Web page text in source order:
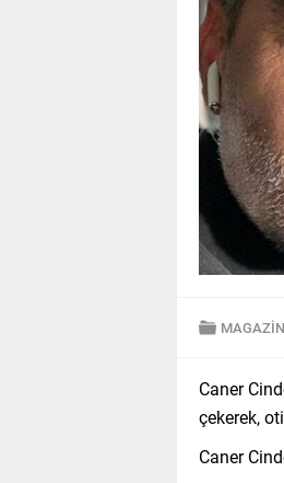
MAGAZİN
Caner
çekerek,
Caner